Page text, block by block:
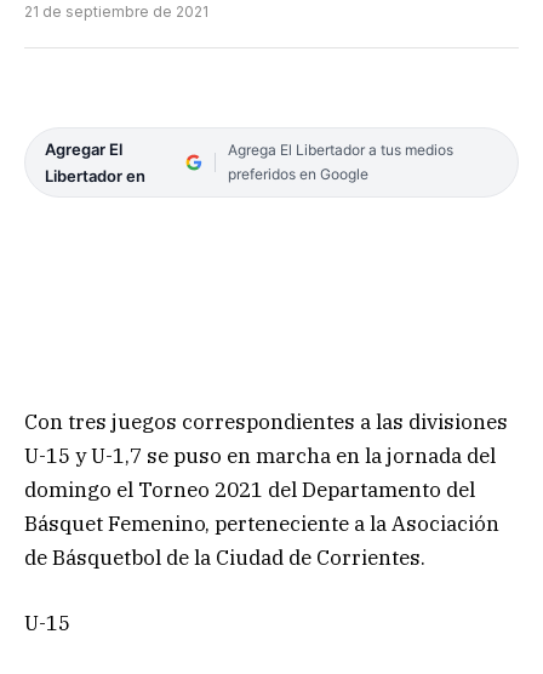
21 de septiembre de 2021
Agregar El
Libertador en
Agrega El Libertador a tus medios
preferidos en Google
Con tres juegos correspondientes a las divisiones
U-15 y U-1,7 se puso en marcha en la jornada del
domingo el Torneo 2021 del Departamento del
Básquet Femenino, perteneciente a la Asociación
de Básquetbol de la Ciudad de Corrientes.
U-15